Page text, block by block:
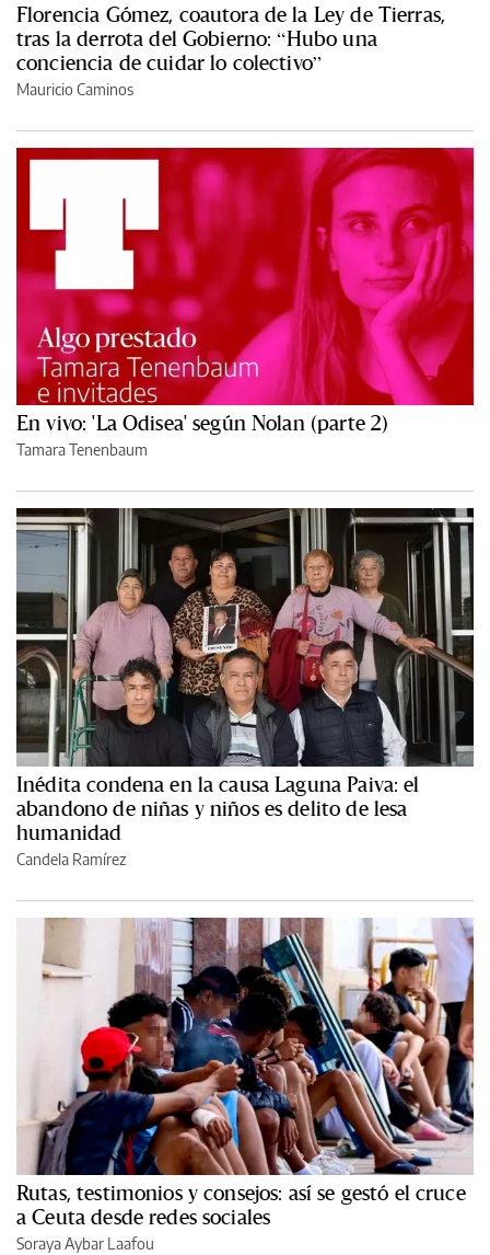
Florencia Gómez, coautora de la Ley de Tierras,
tras la derrota del Gobierno: “Hubo una
conciencia de cuidar lo colectivo”
Mauricio Caminos
En vivo: 'La Odisea' según Nolan (parte 2)
Tamara Tenenbaum
Inédita condena en la causa Laguna Paiva: el
abandono de niñas y niños es delito de lesa
humanidad
Candela Ramírez
Rutas, testimonios y consejos: así se gestó el cruce
a Ceuta desde redes sociales
Soraya Aybar Laafou